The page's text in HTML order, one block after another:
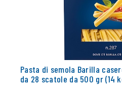
Pasta di semola Barilla
da 28 scatole da 500 gr (14